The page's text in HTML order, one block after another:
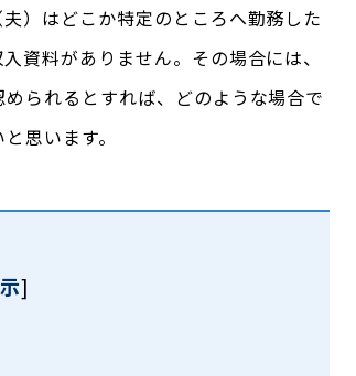
）はどこか特定のところへ勤務した
資料がありません。その場合には、
られるとすれば、どのような場合で
思います。
]